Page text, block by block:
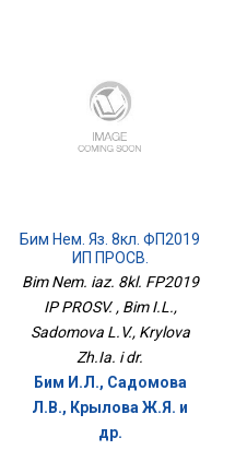
Бим Нем. Яз. 8кл. ФП2019
ИП ПРОСВ.
Bim Nem. iaz. 8kl. FP2019
IP PROSV. , Bim I.L.,
Sadomova L.V., Krylova
Zh.Ia. i dr.
Бим И.Л., Садомова
Л.В., Крылова Ж.Я. и
др.